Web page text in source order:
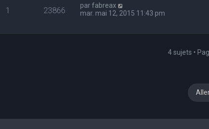
1 23866 parfabreax
mar. mai 12, 2015 11:43 pm
4 sujets •